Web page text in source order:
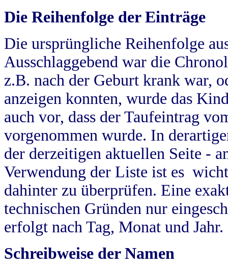
Die Reihenfolge der Einträge
Die ursprüngliche Reihenfolge
Ausschlaggebend war die
z.B. nach der Geburt krank war,
anzeigen konnten, wurde das
auch vor, dass der Taufeintrag
vorgenommen wurde. In
der derzeitigen aktuellen Seite -
Verwendung der Liste ist es
dahinter zu überprüfen. Eine
technischen Gründen nur
erfolgt nach Tag, Monat und Jahr.
Schreibweise der Namen